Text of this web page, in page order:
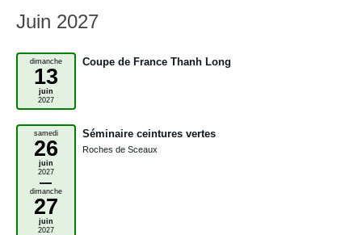
Juin 2027
dimanche
13
juin
2027
Coupe de France Thanh Long
samedi
26
juin
2027
–
dimanche
27
juin
2027
Séminaire ceintures vertes
Roches de Sceaux